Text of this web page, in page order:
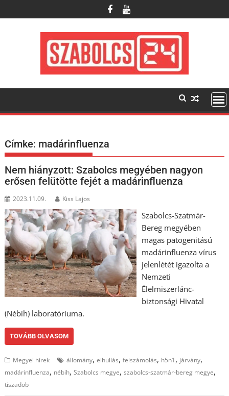
to
Címke: madárinfluenza
Nem hiányzott: Szabolcs megyében nagyon
erősen felütötte fejét a madárinfluenza
2023.11.09. Kiss Lajos
Szabolcs-Szatmár-
Bereg megyében
magas patogenitású
madárinfluenza vírus
jelenlétét igazolta a
Nemzeti
Élelmiszerlánc-
biztonsági Hivatal
(Nébih) laboratóriuma.
TOVÁBB OLVASOM
Megyei hírek állomány,elhullás,felszámolás, h5n1, járvány,
madárinfluenza, nébih,Szabolcs megye,szabolcs-szatmár-bereg megye,
tiszadob